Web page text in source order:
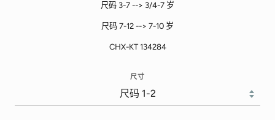
尺码 3-7 --> 3/4-7 岁
尺码 7-12 --> 7-10 岁
CHX-KT 134284
尺寸